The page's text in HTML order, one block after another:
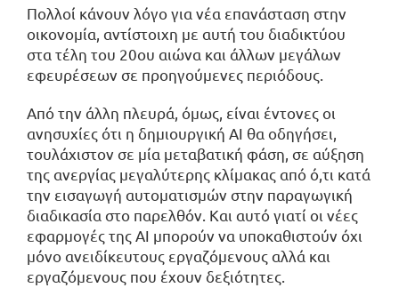
Πολλοί κάνουν λόγο για νέα επανάσταση στην
οικονομία, αντίστοιχη με αυτή του διαδικτύου
στα τέλη του 20ου αιώνα και άλλων μεγάλων
εφευρέσεων σε προηγούμενες περιόδους.
Από την άλλη πλευρά, όμως, είναι έντονες οι
ανησυχίες ότι η δημιουργική ΑΙ θα οδηγήσει,
τουλάχιστον σε μία μεταβατική φάση, σε αύξηση
της ανεργίας μεγαλύτερης κλίμακας από ό,τι κατά
την εισαγωγή αυτοματισμών στην παραγωγική
διαδικασία στο παρελθόν. Και αυτό γιατί οι νέες
εφαρμογές της ΑΙ μπορούν να υποκαθιστούν όχι
μόνο ανειδίκευτους εργαζόμενους αλλά και
εργαζόμενους που έχουν δεξιότητες.